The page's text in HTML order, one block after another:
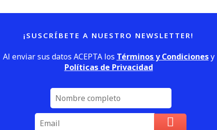
¡SUSCRÍBETE A NUESTRO NEWSLETTER!
Al enviar sus datos ACEPTA los Términos y Condicionesy
Políticas de Privacidad